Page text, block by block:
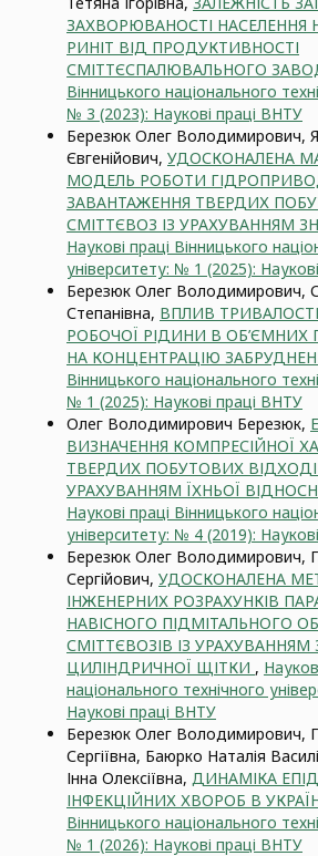
ЗАХВОРЮВАНОСТІ НАСЕЛЕННЯ
РИНІТ ВІД ПРОДУКТИВНОСТІ
СМІТТЄСПАЛЮВАЛЬНОГО
Вінницького національного
№ 3 (2023): Наукові праці ВНТУ
Березюк Олег Володимирович,
Євгенійович, УДОСКОНАЛЕНА
МОДЕЛЬ РОБОТИ
ЗАВАНТАЖЕННЯ ТВЕРДИХ
СМІТТЄВОЗ ІЗ УРАХУВАННЯМ
Наукові праці Вінницького
університету: № 1 (2025):
Березюк Олег Володимирович,
Степанівна, ВПЛИВ ТРИВАЛОСТІ
РОБОЧОЇ РІДИНИ В ОБ’ЄМНИХ
НА КОНЦЕНТРАЦІЮ
Вінницького національного
№ 1 (2025): Наукові праці ВНТУ
Олег Володимирович Березюк,
ВИЗНАЧЕННЯ КОМПРЕСІЙНОЇ
ТВЕРДИХ ПОБУТОВИХ
УРАХУВАННЯМ ЇХНЬОЇ
Наукові праці Вінницького
університету: № 4 (2019):
Березюк Олег Володимирович,
Сергійович, УДОСКОНАЛЕНА
ІНЖЕНЕРНИХ РОЗРАХУНКІВ
НАВІСНОГО ПІДМІТАЛЬНОГО
СМІТТЄВОЗІВ ІЗ УРАХУВАННЯМ
ЦИЛІНДРИЧНОЇ ЩІТКИ ,
національного технічного
Наукові праці ВНТУ
Березюк Олег Володимирович,
Сергіївна, Баюрко Наталія
Інна Олексіївна, ДИНАМІКА
ІНФЕКЦІЙНИХ ХВОРОБ В
Вінницького національного
№ 1 (2026): Наукові праці ВНТУ